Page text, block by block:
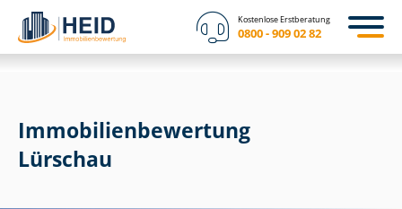
Kostenlose Erstberatung
0800 - 909 02 82
Immobilien­bewertung
Lürschau